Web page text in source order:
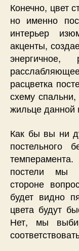
Конечно, цвет
но именно
интерьер
акценты,
энергичное,
расцветка
схему
жильце данной
Как бы вы ни
постельного
постели мы
стороне
будет видно
цвета будут
Нет, мы